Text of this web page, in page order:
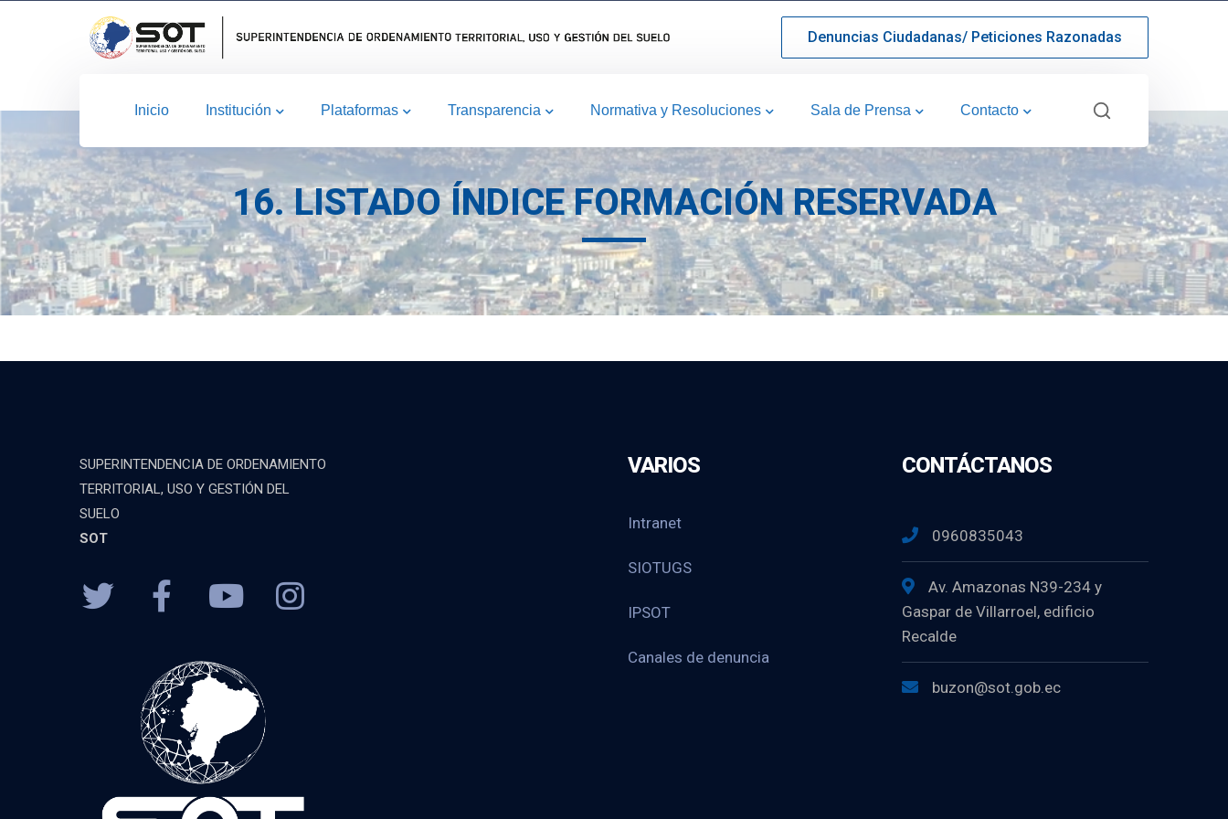
Denuncias Ciudadanas/ Peticiones Razonadas
Inicio Institución Plataformas Transparencia Normativa y Resoluciones Sala de Prensa Contacto
16. LISTADO ÍNDICE FORMACIÓN RESERVADA
SUPERINTENDENCIA DE ORDENAMIENTO
TERRITORIAL, USO Y GESTIÓN DEL
SUELO
SOT
VARIOS
Intranet
SIOTUGS
IPSOT
Canales de denuncia
CONTÁCTANOS
0960835043
Av. Amazonas N39-234 y
Gaspar de Villarroel, edificio
Recalde
buzon@sot.gob.ec